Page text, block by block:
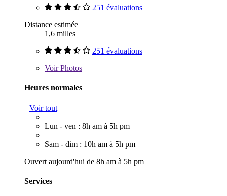
251 évaluations
Distance estimée
1,6 milles
251 évaluations
VoirPhotos
Heures normales
Voir tout
Lun - ven : 8h am à 5h pm
Sam - dim : 10h am à 5h pm
Ouvert aujourd'hui de 8h am à 5h pm
Services